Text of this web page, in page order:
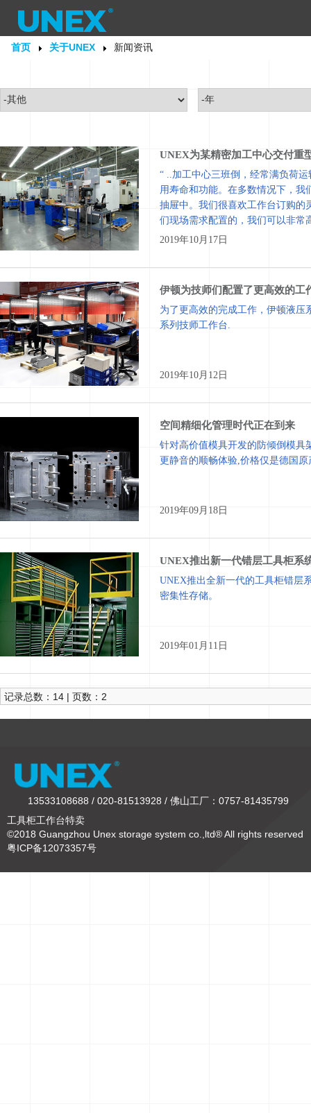
首页 关于UNEX 新闻资讯
UNEX为某精密加工中心交付重
“ ..加工中心三班倒，经常满负荷
用寿命和功能。在多数情况下，我
抽屉中。我们很喜欢工作台订购的
们现场需求配置的，我们可以非常
因此我们需要一个特别坚固且稳定
2019年10月17日
伊顿为技师们配置了更高效的工
为了更高效的完成工作，伊顿液压
系列技师工作台.
2019年10月12日
空间精细化管理时代正在到来
针对高价值模具开发的防倾倒模具
更静音的顺畅体验,价格仅是德国
2019年09月18日
UNEX推出新一代错层工具柜系
UNEX推出全新一代的工具柜错层
密集性存储。
2019年01月11日
记录总数：14 | 页数：2
13533108688 / 020-81513928 / 佛山工厂：0757-81435799
工具柜工作台特卖
©2018 Guangzhou Unex storage system co.,ltd® All rights reserved
粤ICP备12073357号